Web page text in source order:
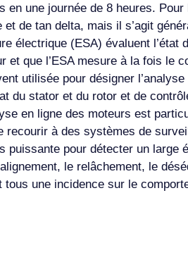
une journée de 8 heures.
de tan delta, mais il s’agit
électrique (ESA) évaluent l’état
que l’ESA mesure à la fois le
utilisée pour désigner
du stator et du rotor et de
en ligne des moteurs est
recourir à des systèmes de
puissante pour détecter un large
le relâchement, le
une incidence sur le